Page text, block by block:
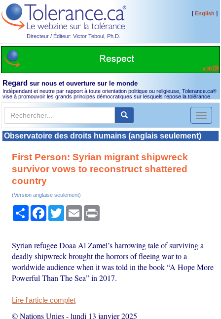
Directeur / Éditeur: Victor Teboul, Ph.D.
[English ]
Regard sur nous et ouverture sur le monde
Indépendant et neutre par rapport à toute orientation politique ou religieuse, Tolerance.ca®
vise à promouvoir les grands principes démocratiques sur lesquels repose la tolérance.
Toggle
Observatoire des droits humains (anglais seulement)
First Person: Syrian migrant shipwreck
survivor vows to reconstruct shattered
country
(Version anglaise seulement)
PartagerFacebook
TwitterEmail
Syrian refugee Doaa Al Zamel’s harrowing tale of surviving a
deadly shipwreck brought the horrors of fleeing war to a
worldwide audience when it was told in the book “A Hope More
Powerful Than The Sea” in 2017.
Lire l'article complet
© Nations Unies-lundi 13 janvier 2025